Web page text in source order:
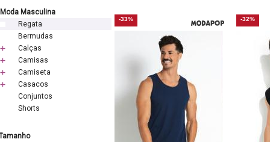
Moda Masculina
Regata
Bermudas
Calças
Camisas
Camiseta
Casacos
Conjuntos
Shorts
-33% -32%